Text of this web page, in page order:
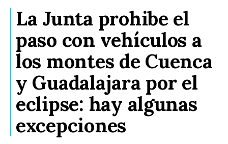
La Junta prohibe el
paso con vehículos a
los montes de Cuenca
y Guadalajara por el
eclipse: hay algunas
excepciones